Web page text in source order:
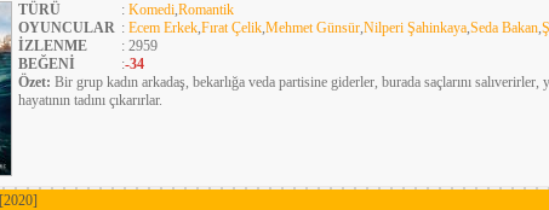
TÜRÜ
: Komedi,Romantik
OYUNCULAR : Ecem Erkek,Fırat Çelik,Mehmet Günsür,Nilperi Şahinkaya,Seda Bakan,
İZLENME
: 2959
BEĞENİ
:-34
Özet: Bir grup kadın arkadaş, bekarlığa veda partisine giderler, burada saçlarını
hayatının tadını çıkarırlar.
[2020]